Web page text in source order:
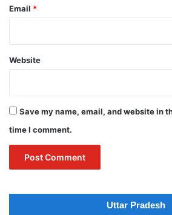
Email *
Website
Save my name, email, and website in
time I comment.
Uttar Pradesh